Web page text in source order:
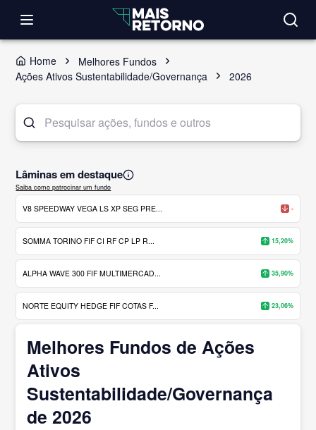
Home
Melhores Fundos
Ações Ativos Sustentabilidade/Governança
2026
Lâminas em destaque
Saiba como patrocinar um fundo
V8 SPEEDWAY VEGA LS XP SEG PRE... -
SOMMA TORINO FIF CI RF CP LP R... 15,20%
ALPHA WAVE 300 FIF MULTIMERCAD... 35,90%
NORTE EQUITY HEDGE FIF COTAS F... 23,06%
Melhores Fundos de Ações
Ativos
Sustentabilidade/Governança
de 2026